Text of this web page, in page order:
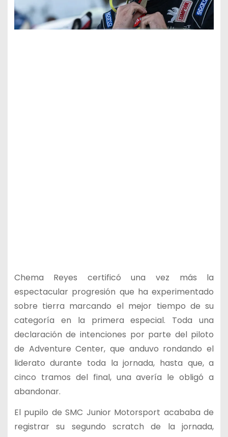
Chema Reyes certificó una vez más la
espectacular progresión que ha experimentado
sobre tierra marcando el mejor tiempo de su
categoría en la primera especial. Toda una
declaración de intenciones por parte del piloto
de Adventure Center, que anduvo rondando el
liderato durante toda la jornada, hasta que, a
cinco tramos del final, una avería le obligó a
abandonar.
El pupilo de SMC Junior Motorsport acababa de
registrar su segundo scratch de la jornada,